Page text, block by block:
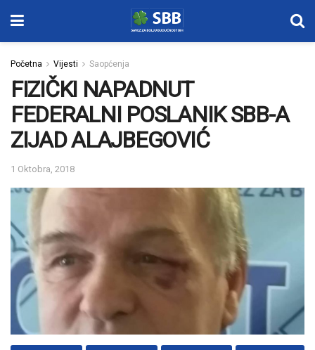
Početna Vijesti Saopćenja
FIZIČKI NAPADNUT
FEDERALNI POSLANIK SBB-A
ZIJAD ALAJBEGOVIĆ
1 Oktobra, 2018